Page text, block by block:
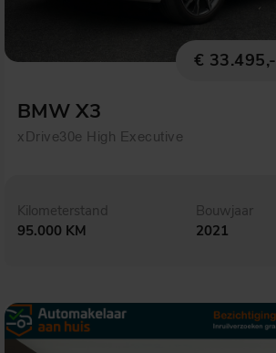
€ 33.495,-
BMW X3
xDrive30e High Executive
Kilometerstand
95.000 KM
Bouwjaar
2021